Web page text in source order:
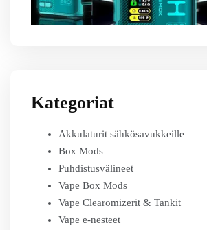
Kategoriat
Akkulaturit sähkösavukkeille
Box Mods
Puhdistusvälineet
Vape Box Mods
Vape Clearomizerit & Tankit
Vape e-nesteet